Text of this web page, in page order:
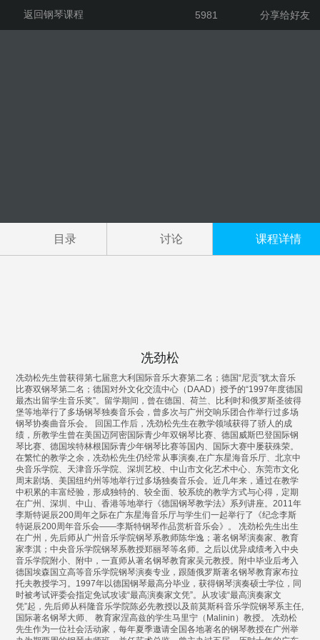
返回钢琴课程 5981 分享给好友
目录 讨论 课程详情
冼劲松
冼劲松先生曾获得第七届意大利国际音乐大赛第二名；德国“尼贡”犹太音乐
比赛双钢琴第二名；德国对外文化交流中心（DAAD）授予的“1997年度德国
最杰出留学生音乐奖”。留学期间，曾在德国、荷兰、比利时和俄罗斯圣彼得
堡等地举行了多场钢琴独奏音乐会，曾多次与广州交响乐团合作举行过多场
钢琴协奏曲音乐会。 回国工作后，冼劲松先生在教学领域获得了骄人的成
绩，所教学生曾在美国迈阿密国际青少年双钢琴比赛、德国威斯巴登国际钢
琴比赛、德国埃特林根国际青少年钢琴比赛等国内、国际大赛中屡获殊荣。
在繁忙的教学之余，冼劲松先生仍经常从事演奏,在广东星海音乐厅、北京中
央音乐学院、天津音乐学院、深圳艺校、中山市文化艺术中心、东莞市文化
周末剧场、美国纽约州等地举行过多场独奏音乐会。近几年来，通过在教学
中积累的丰富经验，形成独特的、较全面、较系统的教学方式与心得，定期
在广州、深圳、中山、香港等地举行《德国钢琴教学法》系列讲座。2011年
李斯特诞辰200周年之际在广东星海音乐厅与学生们一起举行了《纪念李斯
特诞辰200周年音乐会——李斯特钢琴作品赏析音乐会》。 冼劲松先生出生
在广州，先后师从广州音乐学院钢琴系教师陈华逸；著名钢琴演奏家、教育
家李淇；中央音乐学院钢琴系教授郑丽琴等名师。之后以优异成绩考入中央
音乐学院附小、附中，一直师从著名钢琴教育家吴元教授。附中毕业后考入
德国埃森国立高等音乐学院钢琴演奏专业，跟随俄罗斯著名钢琴教育家布拉
托夫教授学习。1997年以德国钢琴最高分毕业，获得钢琴演奏硕士学位，同
时被考试评委会指定免试攻读“最高演奏家文凭”。从攻读“最高演奏家文
凭”起，先后师从科隆音乐学院陈必先教授以及前莫斯科音乐学院钢琴系主任,
国际著名钢琴大师、 教育家涅高兹的学生马里宁（Malinin）教授。 冼劲松
先生作为一位社会活动家，每年夏季邀请全国各地著名的钢琴教授在广州举